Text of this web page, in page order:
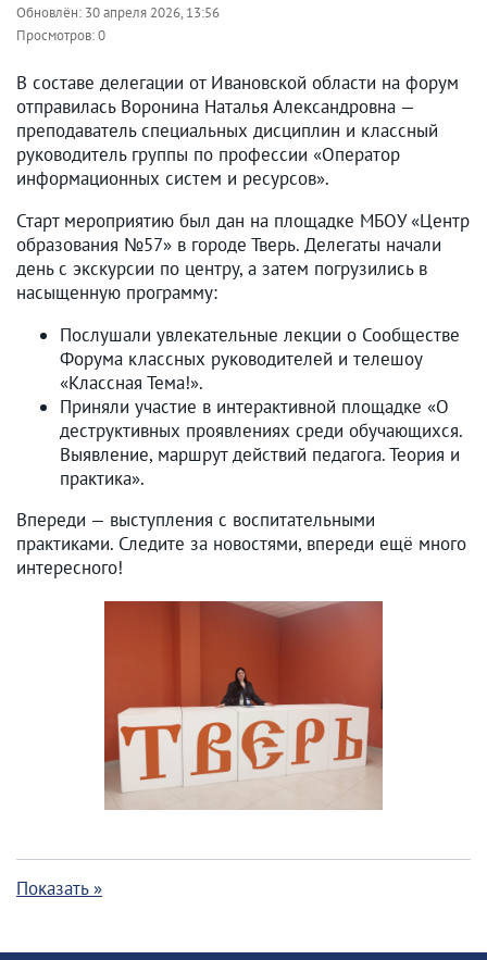
Обновлён: 30 апреля 2026, 13:56
Просмотров:0
В составе делегации от Ивановской области на форум
отправилась Воронина Наталья Александровна —
преподаватель специальных дисциплин и классный
руководитель группы по профессии «Оператор
информационных систем и ресурсов».
Старт мероприятию был дан на площадке МБОУ «Центр
образования №57» в городе Тверь. Делегаты начали
день с экскурсии по центру, а затем погрузились в
насыщенную программу:
Послушали увлекательные лекции о Сообществе
Форума классных руководителей и телешоу
«Классная Тема!».
Приняли участие в интерактивной площадке «О
деструктивных проявлениях среди обучающихся.
Выявление, маршрут действий педагога. Теория и
практика».
Впереди — выступления с воспитательными
практиками. Следите за новостями, впереди ещё много
интересного!
Показать »